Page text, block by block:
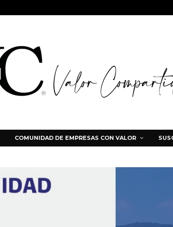
COMUNIDAD DE EMPRESAS CON VALOR